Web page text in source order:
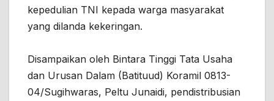
kepedulian TNI kepada warga masyarakat
yang dilanda kekeringan.
Disampaikan oleh Bintara Tinggi Tata Usaha
dan Urusan Dalam (Batituud) Koramil 0813-
04/Sugihwaras, Peltu Junaidi, pendistribusian